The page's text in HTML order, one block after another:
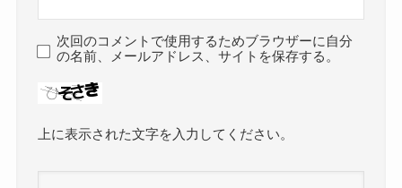
次回のコメントで使用するためブラウザーに自分
の名前、メールアドレス、サイトを保存する。
上に表示された文字を入力してください。